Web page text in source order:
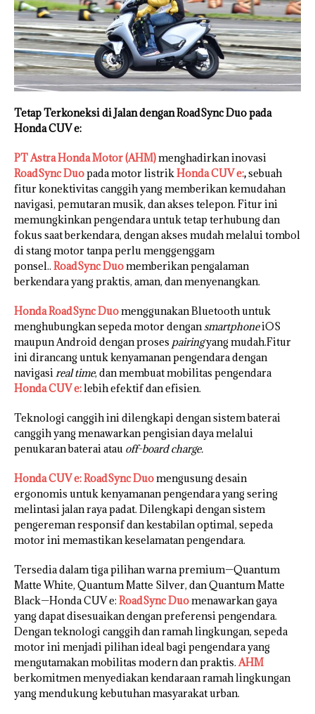
Tetap Terkoneksi di Jalan dengan RoadSync Duo pada
Honda CUV e:
PT Astra Honda Motor (AHM)menghadirkan inovasi
RoadSync Duopada motor listrikHonda CUV e:,sebuah
fitur konektivitas canggih yang memberikan kemudahan
navigasi, pemutaran musik, dan akses telepon. Fitur ini
memungkinkan pengendara untuk tetap terhubung dan
fokus saat berkendara, dengan akses mudah melalui tombol
di stang motor tanpa perlu menggenggam
ponsel.. RoadSync Duomemberikan pengalaman
berkendara yang praktis, aman, dan menyenangkan.
Honda RoadSync Duomenggunakan Bluetooth untuk
menghubungkan sepeda motor dengan smartphoneiOS
maupun Android dengan proses pairingyang mudah.Fitur
ini dirancang untuk kenyamanan pengendara dengan
navigasi real time, dan membuat mobilitas pengendara
Honda CUV e:lebih efektif dan efisien.
Teknologi canggih ini dilengkapi dengan sistem baterai
canggih yang menawarkan pengisian daya melalui
penukaran baterai atau off-board charge.
Honda CUV e: RoadSync Duomengusung desain
ergonomis untuk kenyamanan pengendara yang sering
melintasi jalan raya padat. Dilengkapi dengan sistem
pengereman responsif dan kestabilan optimal, sepeda
motor ini memastikan keselamatan pengendara.
Tersedia dalam tiga pilihan warna premium—Quantum
Matte White, Quantum Matte Silver, dan Quantum Matte
Black—Honda CUV e: RoadSync Duomenawarkan gaya
yang dapat disesuaikan dengan preferensi pengendara.
Dengan teknologi canggih dan ramah lingkungan, sepeda
motor ini menjadi pilihan ideal bagi pengendara yang
mengutamakan mobilitas modern dan praktis. AHM
berkomitmen menyediakan kendaraan ramah lingkungan
yang mendukung kebutuhan masyarakat urban.